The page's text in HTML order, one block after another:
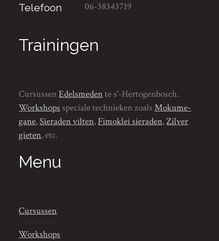
Telefoon 06-38343719
Trainingen
CursussenEdelsmedente s'-Hertogenbosch.
Workshopsspeciale technieken zoalsMokume-
gane,Sieraden vilten,Fimoklei sieraden,Zilver
gieten, etc.
Menu
Cursussen
Workshops